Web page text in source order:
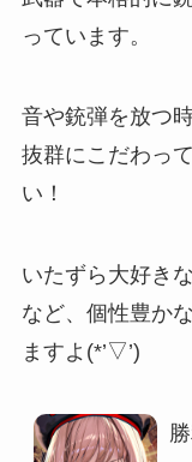
っています。
音や銃弾を放つ
抜群にこだわっ
い！
いたずら大好き
など、個性豊か
ますよ(*’▽’)